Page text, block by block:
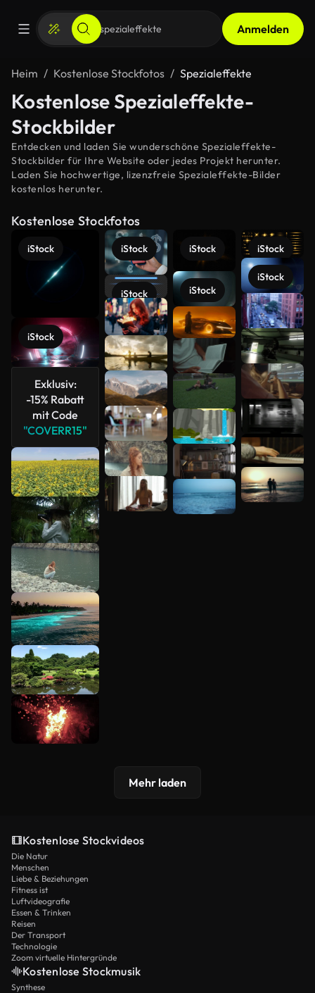
Anmelden
Heim Kostenlose Stockfotos Spezialeffekte
Kostenlose Spezialeffekte-
Stockbilder
Entdecken und laden Sie wunderschöne Spezialeffekte-
Stockbilder für Ihre Website oder jedes Projekt herunter.
Laden Sie hochwertige, lizenzfreie Spezialeffekte-Bilder
kostenlos herunter.
Kostenlose Stockfotos
iStock
iStock
Exklusiv:
-15% Rabatt
mit Code
"COVERR15"
iStock
iStock
iStock
iStock
iStock
iStock
Mehr
anzeigen
Mehr laden
Kostenlose Stockvideos
Die Natur
Menschen
Liebe & Beziehungen
Fitness ist
Luftvideografie
Essen & Trinken
Reisen
Der Transport
Technologie
Zoom virtuelle Hintergründe
Kostenlose Stockmusik
Synthese